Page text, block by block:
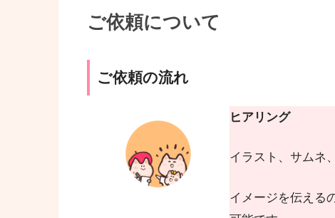
ご依頼について
ご依頼の流れ
ヒアリング
イラスト、サムネ
イメージを伝える